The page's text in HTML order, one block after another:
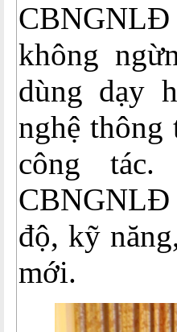
CBNGNLĐ
không
dùng dạy
nghệ
công
CBNGNLĐ
độ, kỹ
mới.